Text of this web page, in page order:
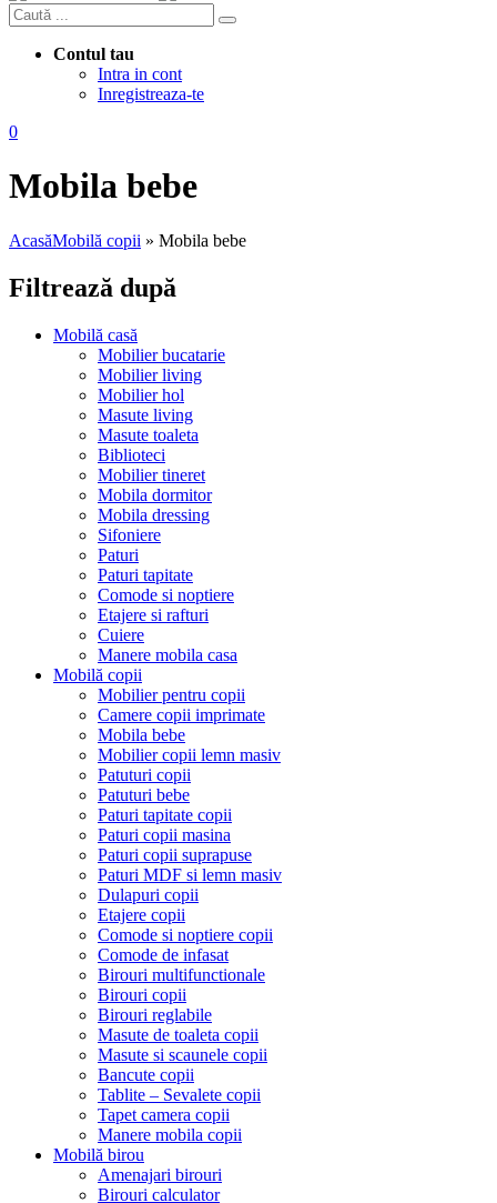
Contul tau
Intra in cont
Inregistreaza-te
0
Mobila bebe
AcasăMobilă copii » Mobila bebe
Filtrează după
Mobilă casă
Mobilier bucatarie
Mobilier living
Mobilier hol
Masute living
Masute toaleta
Biblioteci
Mobilier tineret
Mobila dormitor
Mobila dressing
Sifoniere
Paturi
Paturi tapitate
Comode si noptiere
Etajere si rafturi
Cuiere
Manere mobila casa
Mobilă copii
Mobilier pentru copii
Camere copii imprimate
Mobila bebe
Mobilier copii lemn masiv
Patuturi copii
Patuturi bebe
Paturi tapitate copii
Paturi copii masina
Paturi copii suprapuse
Paturi MDF si lemn masiv
Dulapuri copii
Etajere copii
Comode si noptiere copii
Comode de infasat
Birouri multifunctionale
Birouri copii
Birouri reglabile
Masute de toaleta copii
Masute si scaunele copii
Bancute copii
Tablite – Sevalete copii
Tapet camera copii
Manere mobila copii
Mobilă birou
Amenajari birouri
Birouri calculator